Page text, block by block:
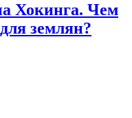
Хокинга. Чем
землян?